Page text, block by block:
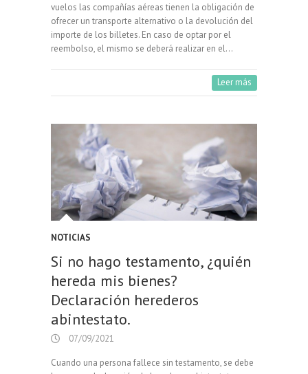
vuelos las compañías aéreas tienen la obligación de
ofrecer un transporte alternativo o la devolución del
importe de los billetes. En caso de optar por el
reembolso, el mismo se deberá realizar en el…
Leer más
NOTICIAS
Si no hago testamento, ¿quién
hereda mis bienes?
Declaración herederos
abintestato.
07/09/2021
Cuando una persona fallece sin testamento, se debe